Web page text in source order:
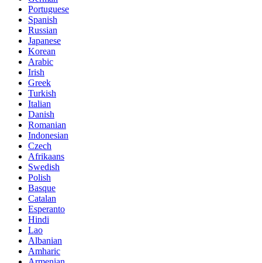
Portuguese
Spanish
Russian
Japanese
Korean
Arabic
Irish
Greek
Turkish
Italian
Danish
Romanian
Indonesian
Czech
Afrikaans
Swedish
Polish
Basque
Catalan
Esperanto
Hindi
Lao
Albanian
Amharic